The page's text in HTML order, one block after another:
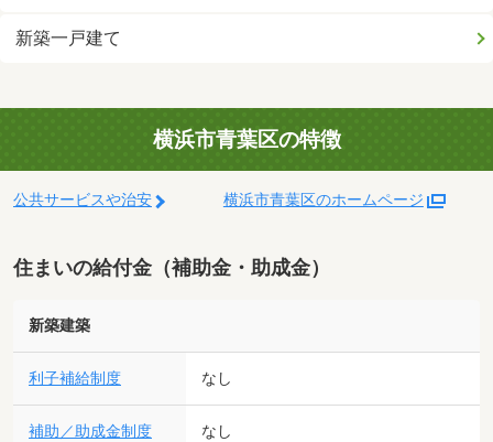
新築一戸建て
横浜市青葉区の特徴
公共サービスや治安 横浜市青葉区のホームページ
住まいの給付金（補助金・助成金）
新築建築
利子補給制度 なし
補助／助成金制度 なし